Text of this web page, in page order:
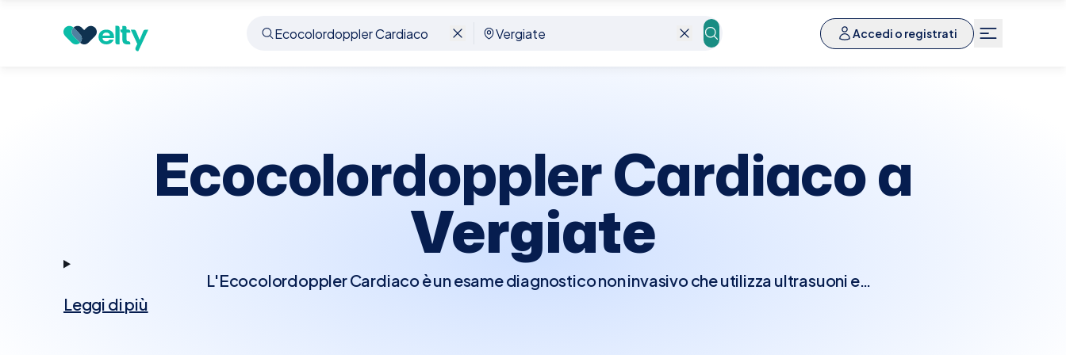
Accedi o registrati
Prenota visita Ecocolordoppler Cardiaco Vergiate
Ecocolordoppler Cardiaco a
Vergiate
L'Ecocolordoppler Cardiaco è un esame diagnostico non invasivo che utilizza ultrasuoni e
Leggi di più